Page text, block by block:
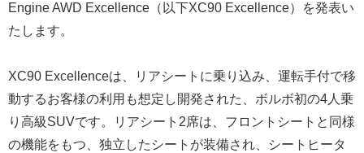
Engine AWD Excellence（以下XC90 Excellence）を発表い
たします。
XC90 Excellenceは、リアシートに乗り込み、運転手付で移
動するお客様の利用も想定し開発された、ボルボ初の4人乗
り高級SUVです。リアシート2席は、フロントシートと同様
の機能をもつ、独立したシートが装備され、シートヒータ